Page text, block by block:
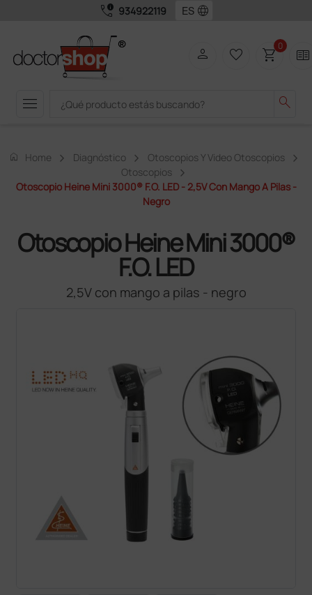
call_quality 934922119 language
menu search
person favorite_border shopping_cart0 two_pager
home Home Diagnóstico
Otoscopios Y Video Otoscopios
Otoscopios
Otoscopio Heine Mini 3000® F.O. LED - 2,5V Con Mango A Pilas -
Negro
Otoscopio Heine Mini 3000®
F.O. LED
2,5V con mango a pilas - negro